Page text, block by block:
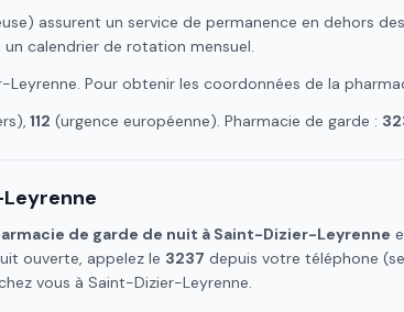
assurent un service de permanence en dehors
calendrier de rotation mensuel.
Leyrenne. Pour obtenir les coordonnées de la
112 (urgence européenne). Pharmacie de garde :
de garde de nuit à Saint-Dizier-Leyrenne
ouverte, appelez le 3237 depuis votre téléphone
vous à Saint-Dizier-Leyrenne.